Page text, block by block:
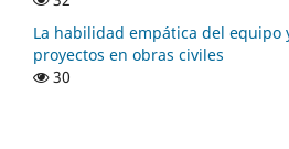
La habilidad empática del equipo
proyectos en obras civiles
30